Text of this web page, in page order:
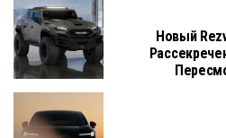
Новый